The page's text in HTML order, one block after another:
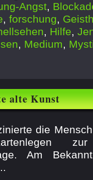
Angst,
, forschung,
, Hilfe,
, Medium,
alte Kunst
die
zur
Am